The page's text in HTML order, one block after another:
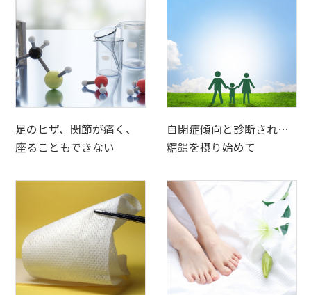
足のヒザ、関節が痛く、
座ることもできない
自閉症傾向と診断され…
糖鎖を摂り始めて